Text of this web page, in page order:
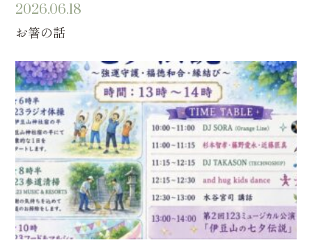
2026.06.18
お箸の話